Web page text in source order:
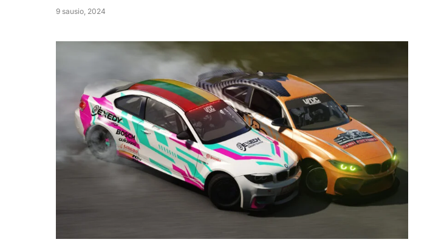
9 sausio, 2024